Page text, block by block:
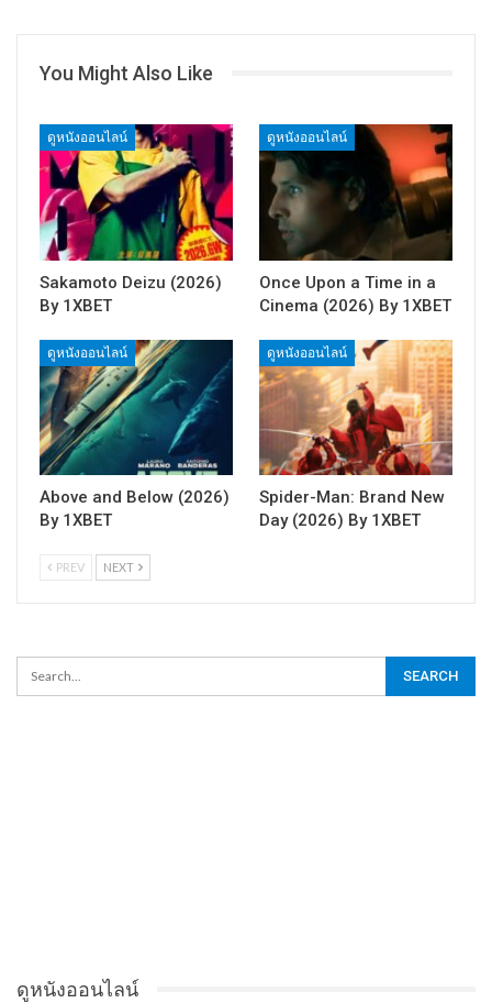
You Might Also Like
ดูหนังออนไลน์
Sakamoto Deizu (2026)
By 1XBET
ดูหนังออนไลน์
Once Upon a Time in a
Cinema (2026) By 1XBET
ดูหนังออนไลน์
Above and Below (2026)
By 1XBET
ดูหนังออนไลน์
Spider-Man: Brand New
Day (2026) By 1XBET
PREV NEXT
ดูหนังออนไลน์